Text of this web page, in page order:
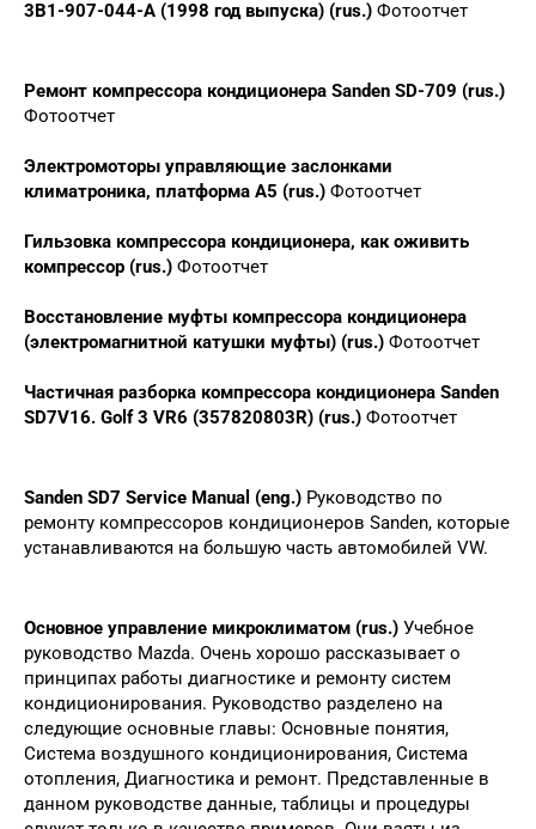
3B1-907-044-A (1998 год выпуска) (rus.) Фотоотчет
Ремонт компрессора кондиционера Sanden SD-709 (rus.)
Фотоотчет
Электромоторы управляющие заслонками
климатроника, платформа А5 (rus.) Фотоотчет
Гильзовка компрессора кондиционера, как оживить
компрессор (rus.) Фотоотчет
Восстановление муфты компрессора кондиционера
(электромагнитной катушки муфты) (rus.) Фотоотчет
Частичная разборка компрессора кондиционера Sanden
SD7V16. Golf 3 VR6 (357820803R) (rus.) Фотоотчет
Sanden SD7 Service Manual (eng.) Руководство по
ремонту компрессоров кондиционеров Sanden, которые
устанавливаются на большую часть автомобилей VW.
Основное управление микроклиматом (rus.) Учебное
руководство Mazda. Очень хорошо рассказывает о
принципах работы диагностике и ремонту систем
кондиционирования. Руководство разделено на
следующие основные главы: Основные понятия,
Система воздушного кондиционирования, Система
отопления, Диагностика и ремонт. Представленные в
данном руководстве данные, таблицы и процедуры